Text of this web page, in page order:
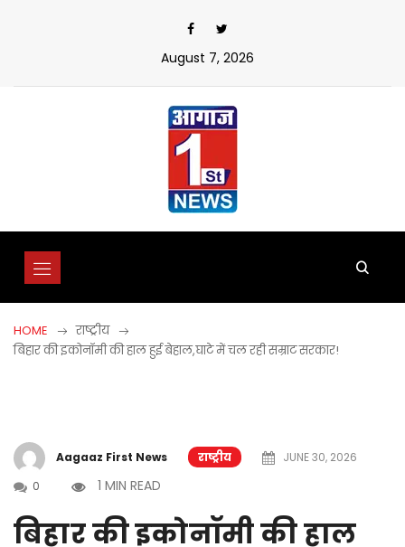
August 7, 2026
HOME
राष्ट्रीय
बिहार की इकोनॉमी की हाल हुई बेहाल,घाटे में चल रही सम्राट सरकार!
Aagaaz First News राष्ट्रीय
JUNE 30, 2026
0
1 MIN READ
बिहार की इकोनॉमी की हाल